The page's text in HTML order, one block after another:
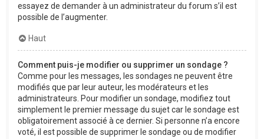
essayez de demander à un administrateur du forum s’il est
possible de l’augmenter.
Haut
Comment puis-je modifier ou supprimer un sondage ?
Comme pour les messages, les sondages ne peuvent être
modifiés que par leur auteur, les modérateurs et les
administrateurs. Pour modifier un sondage, modifiez tout
simplement le premier message du sujet car le sondage est
obligatoirement associé à ce dernier. Si personne n’a encore
voté, il est possible de supprimer le sondage ou de modifier